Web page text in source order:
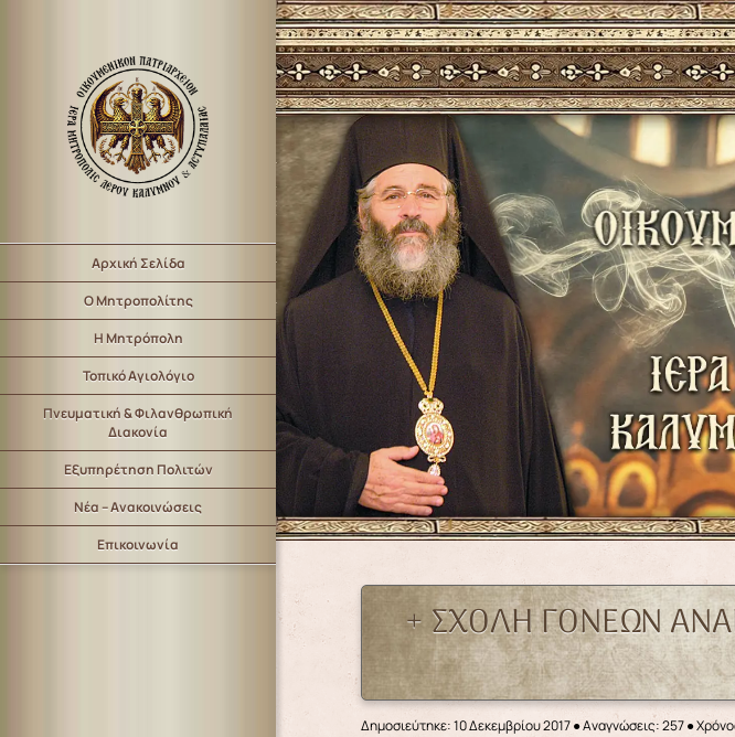
Αρχική Σελίδα
Ο Μητροπολίτης
Η Μητρόπολη
Τοπικό Αγιολόγιο
Πνευματική & Φιλανθρωπική
Διακονία
Εξυπηρέτηση Πολιτών
Νέα – Ανακοινώσεις
Επικοινωνία
+ ΣΧΟΛΗ ΓΟΝΕΩΝ
Δημοσιεύτηκε: 10 Δεκεμβρίου 2017●Αναγνώσεις: 257●